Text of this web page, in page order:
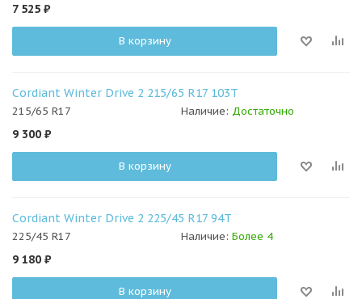
7 525 ₽
В корзину
Cordiant Winter Drive 2 215/65 R17 103T
215/65 R17 Наличие: Достаточно
9 300 ₽
В корзину
Cordiant Winter Drive 2 225/45 R17 94T
225/45 R17 Наличие: Более 4
9 180 ₽
В корзину